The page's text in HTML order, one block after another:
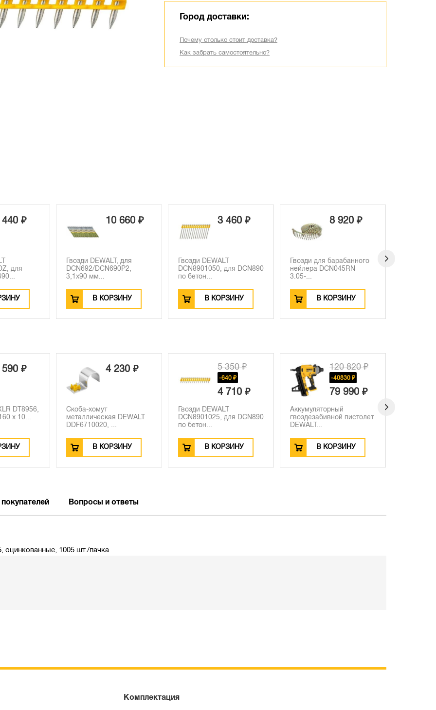
Город доставки:
Почему столько стоит доставка?
Как забрать самостоятельно?
660 ₽
для
3 460 ₽
Гвозди DEWALT
DCN8901050, для DCN890
по бетон...
В КОРЗИНУ
8 920 ₽
Гвозди для барабанного
нейлера DCN045RN
3.05-...
В КОРЗИНУ
11 140 ₽
Гвозди DEWALT
DNPT31R90Z, для
DCN692/DCN690P2...
В КОРЗИНУ
230 ₽
DEWALT
5 350 ₽
Гвозди DEWALT
DCN8901025, для DCN890
по бетон...
В КОРЗИНУ
120 820 ₽
-40830 ₽
79 990 ₽
Аккумуляторный
гвоздезабивной пистолет
DEWALT...
В КОРЗИНУ
155 350 ₽
-62060 ₽
93 290 ₽
Аккумуляторный
гвоздезабивной пистолет
DEWALT...
В КОРЗИНУ
Вопросы и ответы
оцинкованные, 1005 шт./пачка
Комплектация